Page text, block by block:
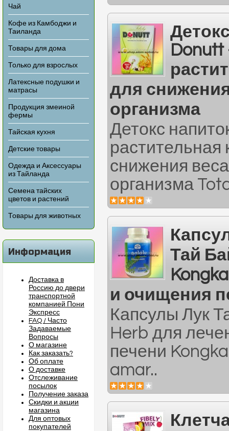
Чай
Кофе из Камбоджи и
Таиланда
Товары для дома
Только для взрослых
Латексные подушки и
матрасы
Продукция змеиной
фермы
Тайская кухня
Детские товары
Одежда и Аксессуары
из Тайланда
Семена тайских
цветов и растений
Товары для животных
Информация
Доставка в
Россию до двери
транспортной
компанией Пони
Экспресс
FAQ / Часто
Задаваемые
Вопросы
О магазине
Как заказать?
Об оплате
О доставке
Отслеживание
посылок
Получение заказа
Скидки и акции
магазина
Для оптовых
покупателей
Donutt
для
организма
Детокс
растительная
снижения
организма
Тай
и очищения
Капсулы Лук
Herb для
печени
amar..